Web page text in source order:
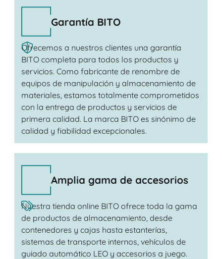
Garantía BITO
Ofrecemos a nuestros clientes una garantía
BITO completa para todos los productos y
servicios. Como fabricante de renombre de
equipos de manipulación y almacenamiento de
materiales, estamos totalmente comprometidos
con la entrega de productos y servicios de
primera calidad. La marca BITO es sinónimo de
calidad y fiabilidad excepcionales.
Amplia gama de accesorios
Nuestra tienda online BITO ofrece toda la gama
de productos de almacenamiento, desde
contenedores y cajas hasta estanterías,
sistemas de transporte internos, vehículos de
guiado automático LEO y accesorios a juego.